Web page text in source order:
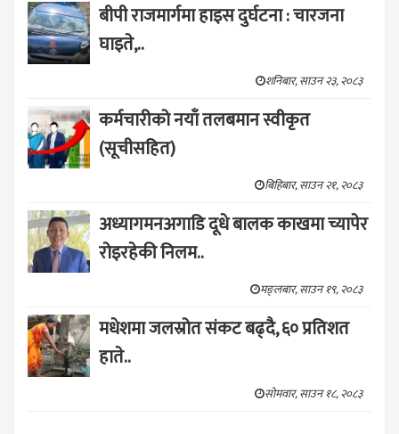
बीपी राजमार्गमा हाइस दुर्घटना : चारजना
घाइते,..
शनिबार, साउन २३, २०८३
कर्मचारीको नयाँ तलबमान स्वीकृत
(सूचीसहित)
बिहिबार, साउन २१, २०८३
अध्यागमनअगाडि दूधे बालक काखमा च्यापेर
रोइरहेकी निलम..
मङ्लबार, साउन १९, २०८३
मधेशमा जलस्रोत संकट बढ्दै, ६० प्रतिशत
हाते..
सोमवार, साउन १८, २०८३